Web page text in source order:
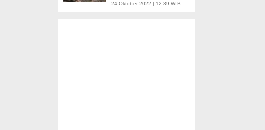
24 Oktober 2022 | 12:39 WIB